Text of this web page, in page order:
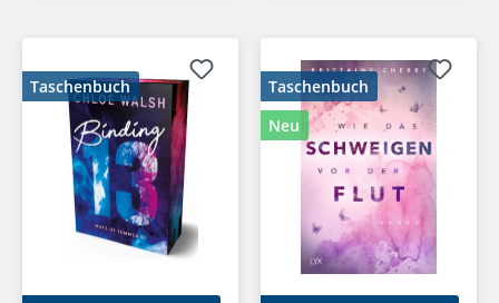
Taschenbuch
Taschenbuch
Neu